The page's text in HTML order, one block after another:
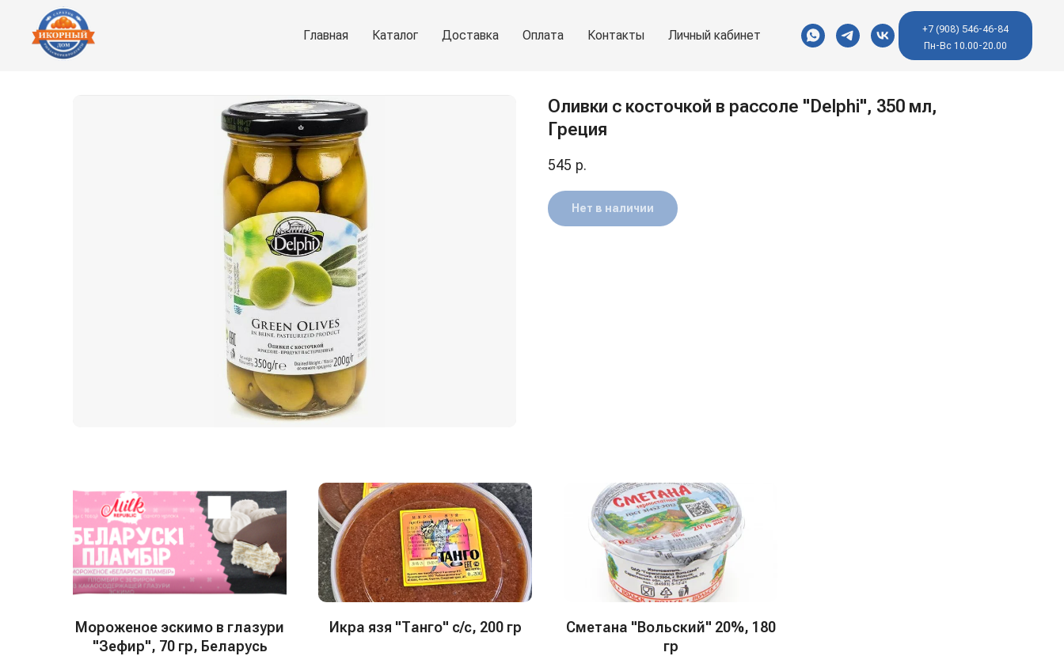
Главная Каталог Доставка Оплата Контакты Личный кабинет
+7 (908) 546-46-84
Пн-Вс 10.00-20.00
Оливки с косточкой в рассоле "Delphi", 350 мл,
Греция
545 р.
Нет в наличии
Мороженое эскимо в глазури
"Зефир", 70 гр, Беларусь
Икра язя "Танго" с/с, 200 гр
Сметана "Вольский" 20%, 180
гр